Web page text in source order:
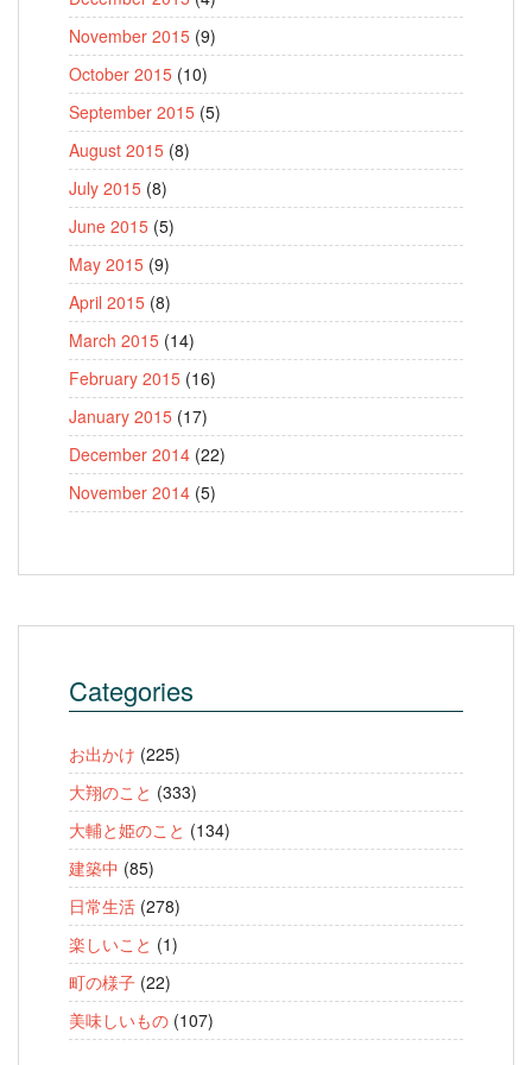
November 2015 (9)
October 2015 (10)
September 2015 (5)
August 2015 (8)
July 2015 (8)
June 2015 (5)
May 2015 (9)
April 2015 (8)
March 2015 (14)
February 2015 (16)
January 2015 (17)
December 2014 (22)
November 2014 (5)
Categories
お出かけ (225)
大翔のこと (333)
大輔と姫のこと (134)
建築中 (85)
日常生活 (278)
楽しいこと (1)
町の様子 (22)
美味しいもの (107)